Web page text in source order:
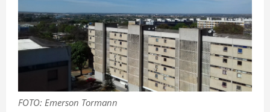
FOTO: Emerson Tormann